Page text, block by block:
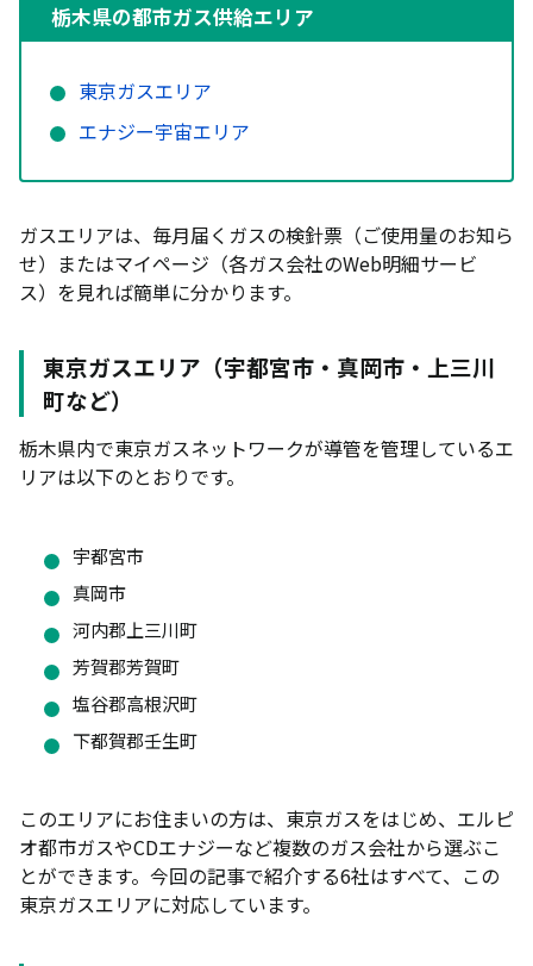
CDエナジー「ベーシックガス」｜電気とのセット
割＆ポイント還元が充実
東京ガス「一般料金」｜安心の大手で電気セット割
も充実
企業の安心感と割安な料金
用で追加割引あり
ガスワン「都市ガスハッピープラン」｜エナジー宇
宙エリアでも切り替えられる
【世帯人数別】栃木県で契約できるガス会社の料金
シミュレーション
二人暮らし（月26㎥目安）の料金比較
ガス会社を選ぶときに見るべき4つのポイント
自宅が都市ガスの供給エリア内かを確認する
基本料金と従量料金のバランスを見る
セット割はトータルの光熱費で判断する
解約金・契約期間の縛りがないか確認する
賃貸では切り替えできない場合がある
原料費調整額の上限有無をチェックする
プロパンガスから都市ガスへの切り替えは工事が必
栃木県の都市ガス供給エリア
東京ガスエリア
エナジー宇宙エリア
ガスエリアは、毎月届くガスの検針票（ご使用量のお知ら
せ）またはマイページ（各ガス会社のWeb明細サービ
ス）を見れば簡単に分かります。
東京ガスエリア（宇都宮市・真岡市・上三川
町など）
栃木県内で東京ガスネットワークが導管を管理しているエ
リアは以下のとおりです。
宇都宮市
真岡市
河内郡上三川町
芳賀郡芳賀町
塩谷郡高根沢町
下都賀郡壬生町
このエリアにお住まいの方は、東京ガスをはじめ、エルピ
オ都市ガスやCDエナジーなど複数のガス会社から選ぶこ
とができます。今回の記事で紹介する6社はすべて、この
東京ガスエリアに対応しています。